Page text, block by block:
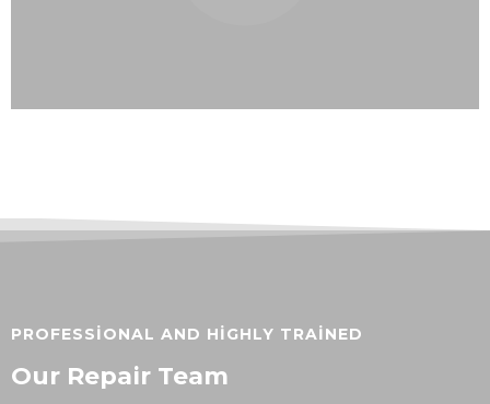
PROFESSIONAL AND HIGHLY TRAINED
Our Repair Team